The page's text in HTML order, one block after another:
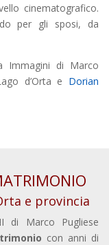
cinematografico.
per gli sposi, da
Immagini di Marco
d’Orta e Dorian
e provincia
di Marco Pugliese
con anni di